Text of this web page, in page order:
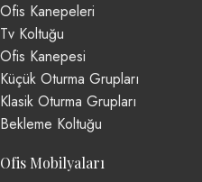
Ofis Kanepeleri
Tv Koltuğu
Ofis Kanepesi
Küçük Oturma Grupları
Klasik Oturma Grupları
Bekleme Koltuğu
Ofis Mobilyaları